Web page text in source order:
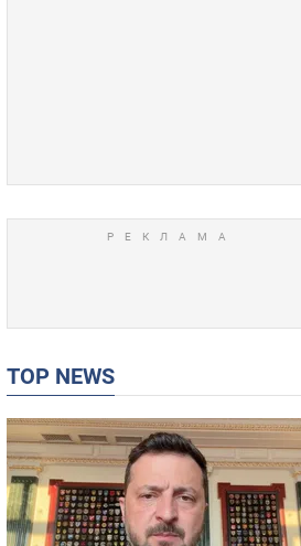
TOP NEWS